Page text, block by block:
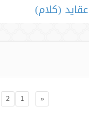
عقاید (کلام)
«
1
2